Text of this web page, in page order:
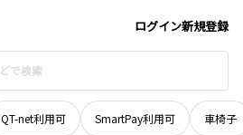
ログイン新規登録
QT-net利用可 SmartPay利用可 車椅子